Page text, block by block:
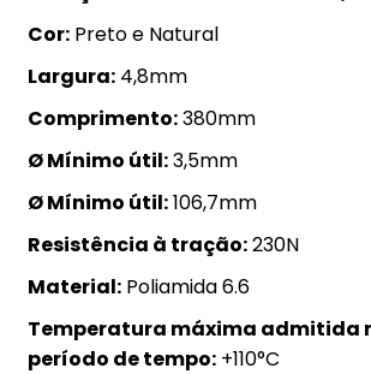
Cor: Preto e Natural
Largura: 4,8mm
Comprimento:380mm
Ø Mínimo útil:3,5mm
Ø Mínimo útil:106,7mm
Resistência à tração:230N
Material: Poliamida 6.6
Temperatura máxima admitida
período de tempo: +110°C